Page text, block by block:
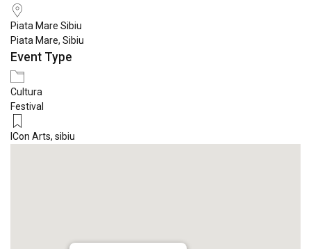
Piata Mare Sibiu
Piata Mare, Sibiu
Event Type
Cultura
Festival
ICon Arts, sibiu